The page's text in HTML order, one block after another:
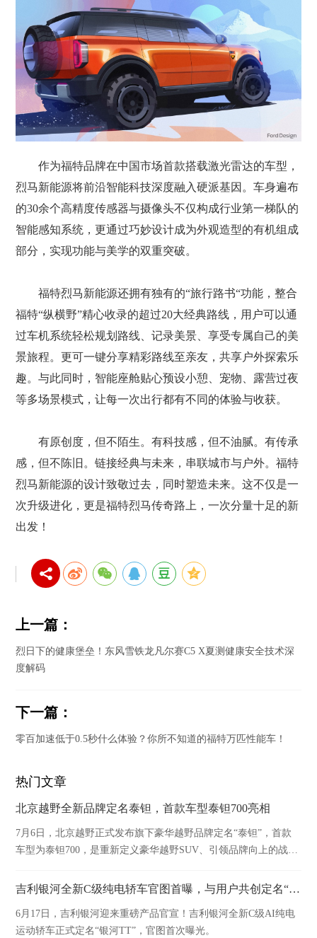
作为福特品牌在中国市场首款搭载激光雷达的车型，
烈马新能源将前沿智能科技深度融入硬派基因。车身遍布
的30余个高精度传感器与摄像头不仅构成行业第一梯队的
智能感知系统，更通过巧妙设计成为外观造型的有机组成
部分，实现功能与美学的双重突破。
福特烈马新能源还拥有独有的“旅行路书“功能，整合
福特“纵横野”精心收录的超过20大经典路线，用户可以通
过车机系统轻松规划路线、记录美景、享受专属自己的美
景旅程。更可一键分享精彩路线至亲友，共享户外探索乐
趣。与此同时，智能座舱贴心预设小憩、宠物、露营过夜
等多场景模式，让每一次出行都有不同的体验与收获。
有原创度，但不陌生。有科技感，但不油腻。有传承
感，但不陈旧。链接经典与未来，串联城市与户外。福特
烈马新能源的设计致敬过去，同时塑造未来。这不仅是一
次升级进化，更是福特烈马传奇路上，一次分量十足的新
出发！
上一篇：
烈日下的健康堡垒！东风雪铁龙凡尔赛C5 X夏测健康安全技术深
度解码
下一篇：
零百加速低于0.5秒什么体验？你所不知道的福特万匹性能车！
热门文章
北京越野全新品牌定名泰钽，首款车型泰钽700亮相
7月6日，北京越野正式发布旗下豪华越野品牌定名“泰钽”，首款
车型为泰钽700，是重新定义豪华越野SUV、引领品牌向上的战略
吉利银河全新C级纯电轿车官图首曝，与用户共创定名“银河TT”！
6月17日，吉利银河迎来重磅产品官宣！吉利银河全新C级AI纯电
运动轿车正式定名“银河TT”，官图首次曝光。